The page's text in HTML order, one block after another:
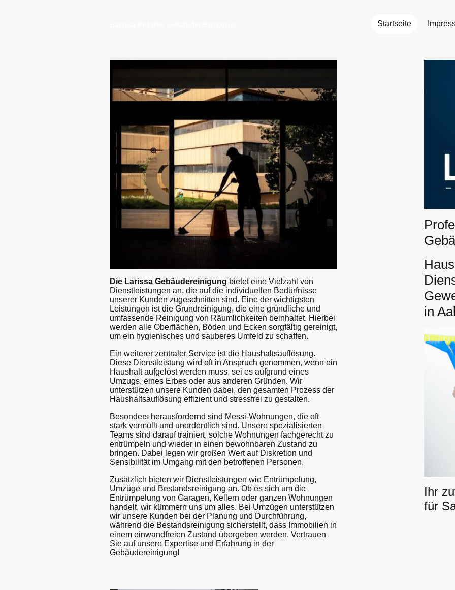
Startseite
Die Larissa Gebäudereinigung bietet eine Vielzahl von
Dienstleistungen an, die auf die individuellen Bedürfnisse
unserer Kunden zugeschnitten sind. Eine der wichtigsten
Leistungen ist die Grundreinigung, die eine gründliche und
umfassende Reinigung von Räumlichkeiten beinhaltet. Hierbei
werden alle Oberflächen, Böden und Ecken sorgfältig gereinigt,
um ein hygienisches und sauberes Umfeld zu schaffen.
Ein weiterer zentraler Service ist die Haushaltsauflösung.
Diese Dienstleistung wird oft in Anspruch genommen, wenn ein
Haushalt aufgelöst werden muss, sei es aufgrund eines
Umzugs, eines Erbes oder aus anderen Gründen. Wir
unterstützen unsere Kunden dabei, den gesamten Prozess der
Haushaltsauflösung effizient und stressfrei zu gestalten.
Besonders herausfordernd sind Messi-Wohnungen, die oft
stark vermüllt und unordentlich sind. Unsere spezialisierten
Teams sind darauf trainiert, solche Wohnungen fachgerecht zu
entrümpeln und wieder in einen bewohnbaren Zustand zu
bringen. Dabei legen wir großen Wert auf Diskretion und
Sensibilität im Umgang mit den betroffenen Personen.
Zusätzlich bieten wir Dienstleistungen wie Entrümpelung,
Umzüge und Bestandsreinigung an. Ob es sich um die
Entrümpelung von Garagen, Kellern oder ganzen Wohnungen
handelt, wir kümmern uns um alles. Bei Umzügen unterstützen
wir unsere Kunden bei der Planung und Durchführung,
während die Bestandsreinigung sicherstellt, dass Immobilien in
einem einwandfreien Zustand übergeben werden. Vertrauen
Sie auf unsere Expertise und Erfahrung in der
Gebäudereinigung!
in
Ihr
für